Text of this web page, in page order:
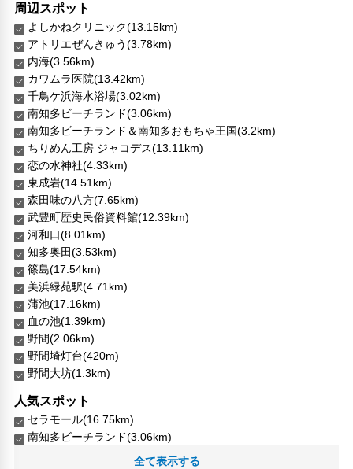
周辺スポット
よしかねクリニック(13.15km)
アトリエぜんきゅう(3.78km)
内海(3.56km)
カワムラ医院(13.42km)
千鳥ケ浜海水浴場(3.02km)
南知多ビーチランド(3.06km)
南知多ビーチランド＆南知多おもちゃ王国(3.2km)
ちりめん工房 ジャコデス(13.11km)
恋の水神社(4.33km)
東成岩(14.51km)
森田味の八方(7.65km)
武豊町歴史民俗資料館(12.39km)
河和口(8.01km)
知多奥田(3.53km)
篠島(17.54km)
美浜緑苑駅(4.71km)
蒲池(17.16km)
血の池(1.39km)
野間(2.06km)
野間埼灯台(420m)
野間大坊(1.3km)
人気スポット
セラモール(16.75km)
南知多ビーチランド(3.06km)
全て表示する